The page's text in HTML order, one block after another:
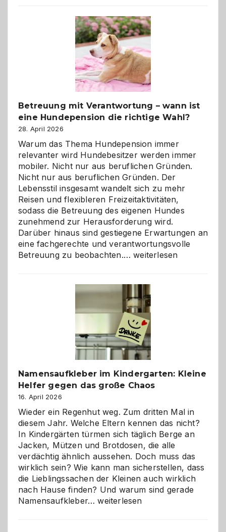
Betreuung mit Verantwortung – wann ist
eine Hundepension die richtige Wahl?
28. April 2026
Warum das Thema Hundepension immer
relevanter wird Hundebesitzer werden immer
mobiler. Nicht nur aus beruflichen Gründen.
Nicht nur aus beruflichen Gründen. Der
Lebensstil insgesamt wandelt sich zu mehr
Reisen und flexibleren Freizeitaktivitäten,
sodass die Betreuung des eigenen Hundes
zunehmend zur Herausforderung wird.
Darüber hinaus sind gestiegene Erwartungen an
eine fachgerechte und verantwortungsvolle
Betreuung zu beobachten.…Betreuung
wann
ist
eine
Hundepension
die
richtige
weiterlesen
Namensaufkleber im Kindergarten: Kleine
Helfer gegen das große Chaos
16. April 2026
Wieder ein Regenhut weg. Zum dritten Mal in
diesem Jahr. Welche Eltern kennen das nicht?
In Kindergärten türmen sich täglich Berge an
Jacken, Mützen und Brotdosen, die alle
verdächtig ähnlich aussehen. Doch muss das
wirklich sein? Wie kann man sicherstellen, dass
die Lieblingssachen der Kleinen auch wirklich
nach Hause finden? Und warum sind gerade
Namensaufkleber…Namensaufkleber
weiterlesen